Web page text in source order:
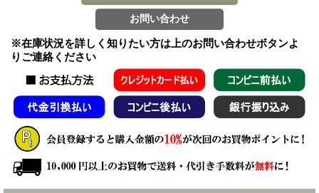
※在庫状況を詳しく知りたい方は上のお問い合わせボタンよ
りご連絡ください